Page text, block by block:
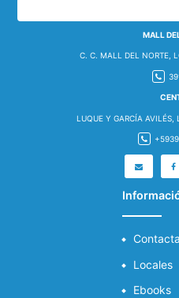
MALL
C. C. MALL DEL NORTE,
LUQUE Y GARCÍA AVILÉS,
Locales
Ebooks